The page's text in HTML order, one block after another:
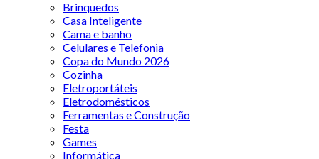
Brinquedos
Casa Inteligente
Cama e banho
Celulares e Telefonia
Copa do Mundo 2026
Cozinha
Eletroportáteis
Eletrodomésticos
Ferramentas e Construção
Festa
Games
Informática